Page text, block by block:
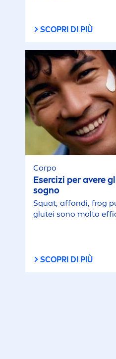
SCOPRI DI PIÙ
Corpo
Esercizi per avere
sogno
Squat, affondi, frog
glutei sono molto
SCOPRI DI PIÙ